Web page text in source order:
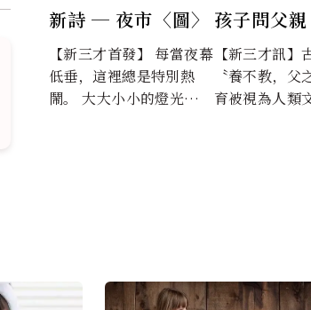
新詩 ─ 夜市〈圖〉
【新三才首發】 每當夜幕
低垂，這裡總是特別熱
鬧。 大大小小的燈光，照
孩子問父
很有錢嗎
【新三才訊】
〝養不教，父
育被視為人類